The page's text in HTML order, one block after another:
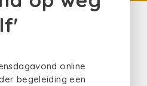
online
begeleiding een